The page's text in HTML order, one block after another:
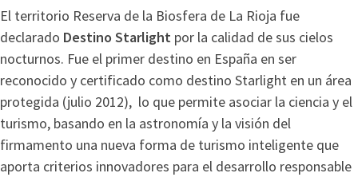
El territorio Reserva de la Biosfera de La Rioja fue
declarado Destino Starlight por la calidad de sus cielos
nocturnos. Fue el primer destino en España en ser
reconocido y certificado como destino Starlight en un área
protegida (julio 2012), lo que permite asociar la ciencia y el
turismo, basando en la astronomía y la visión del
firmamento una nueva forma de turismo inteligente que
aporta criterios innovadores para el desarrollo responsable